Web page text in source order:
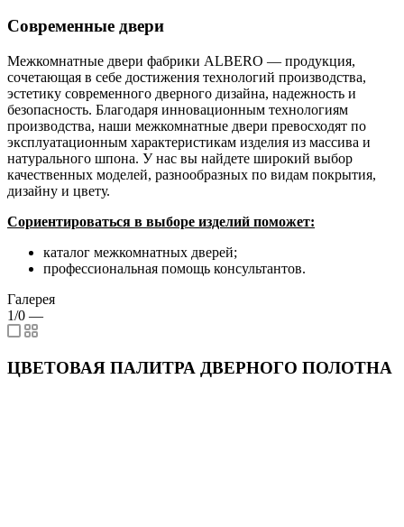
Современные двери
Межкомнатные двери фабрики ALBERO — продукция,
сочетающая в себе достижения технологий производства,
эстетику современного дверного дизайна, надежность и
безопасность. Благодаря инновационным технологиям
производства, наши межкомнатные двери превосходят по
эксплуатационным характеристикам изделия из массива и
натурального шпона. У нас вы найдете широкий выбор
качественных моделей, разнообразных по видам покрытия,
дизайну и цвету.
Сориентироваться в выборе изделий поможет:
каталог межкомнатных дверей;
профессиональная помощь консультантов.
Галерея
1/0 —
ЦВЕТОВАЯ ПАЛИТРА ДВЕРНОГО ПОЛОТНА